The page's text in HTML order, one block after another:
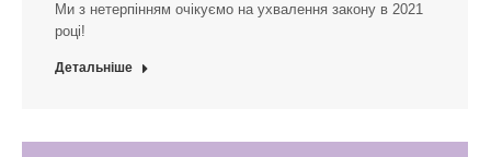
Ми з нетерпінням очікуємо на ухвалення закону в 2021
році!
Детальніше